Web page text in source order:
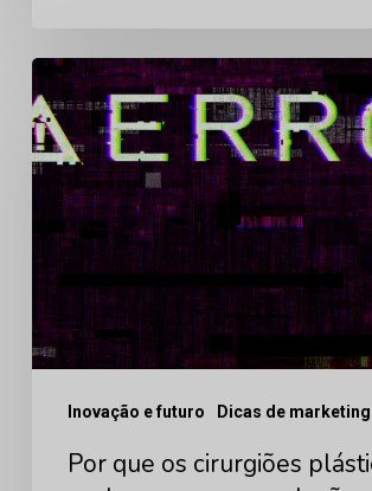
Por
que
os
cirurgiões
plásticos
não
podem
pagar
soluções
baseadas
Inovação e futuro Dicas de
Por que os cirurgiões